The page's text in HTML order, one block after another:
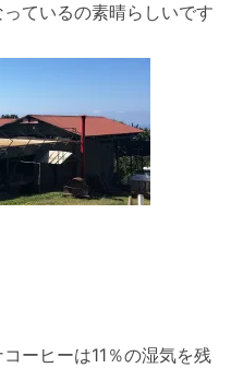
ているの素晴らしいです
ーヒーは11％の湿気を残